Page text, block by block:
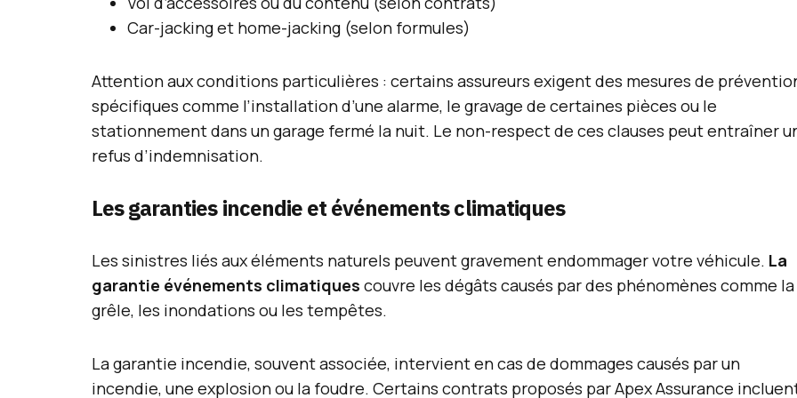
Car-jacking et home-jacking (selon formules)
Attention aux conditions particulières : certains assureurs exigent des mesures de
spécifiques comme l’installation d’une alarme, le gravage de certaines pièces ou le
stationnement dans un garage fermé la nuit. Le non-respect de ces clauses peut entraîner
refus d’indemnisation.
Les garanties incendie et événements climatiques
Les sinistres liés aux éléments naturels peuvent gravement endommager votre véhicule. La
garantie événements climatiques couvre les dégâts causés par des phénomènes comme la
grêle, les inondations ou les tempêtes.
La garantie incendie, souvent associée, intervient en cas de dommages causés par un
incendie, une explosion ou la foudre. Certains contrats proposés par Apex Assurance